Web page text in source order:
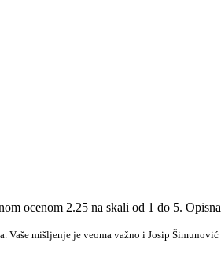
ocenom 2.25 na skali od 1 do 5.
Vaše mišljenje je veoma važno i Josip